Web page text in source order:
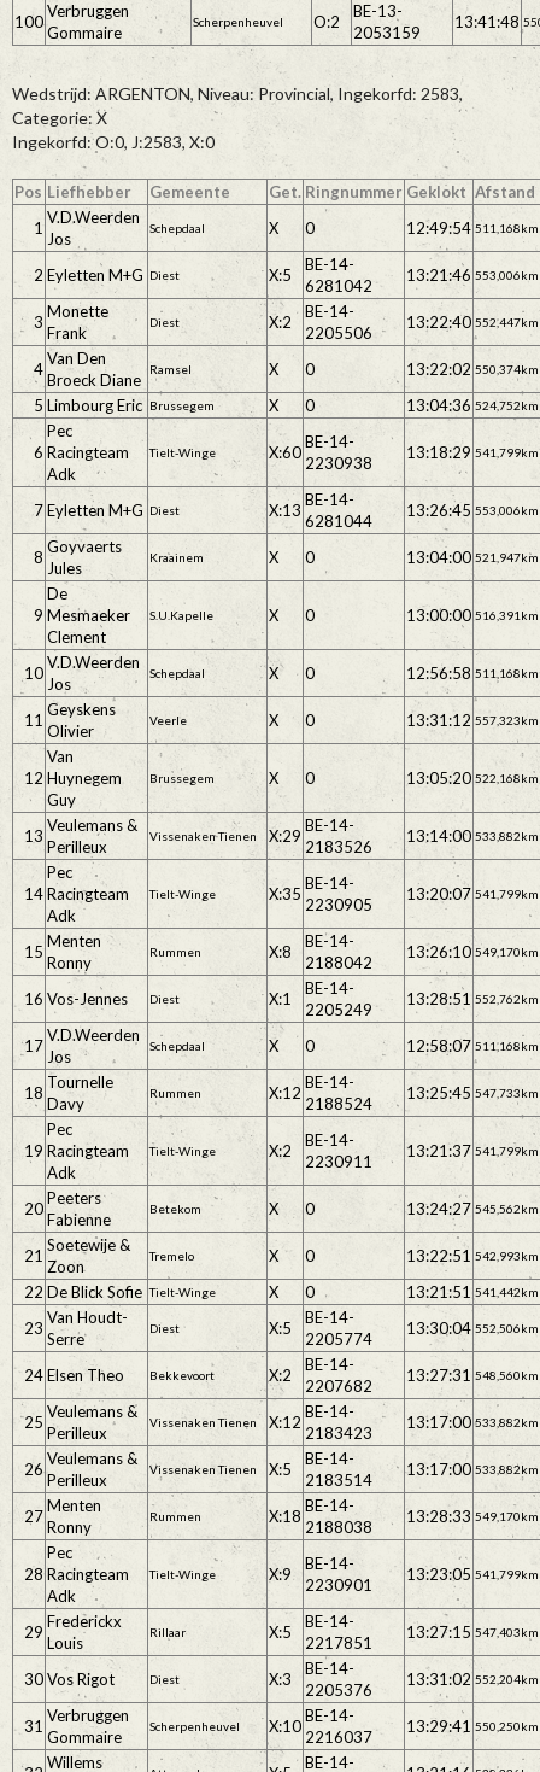
100
Verbruggen
Gommaire
Scherpenheuvel O:2
BE-13-
2053159
13:41:48
Wedstrijd: ARGENTON, Niveau: Provincial, Ingekorfd: 2583,
Categorie: X
Ingekorfd: O:0, J:2583, X:0
Pos Liefhebber Gemeente Get. Ringnummer Geklokt Afstand
1
V.D.Weerden
Jos
Schepdaal X 0 12:49:54 511,168km
2 Eyletten M+G Diest X:5
BE-14-
6281042
13:21:46 553,006km
3
Monette
Frank
Diest X:2
BE-14-
2205506
13:22:40 552,447km
4
Van Den
Broeck Diane
Ramsel X 0 13:22:02 550,374km
5 Limbourg Eric Brussegem X 0 13:04:36 524,752km
6
Pec
Racingteam
Adk
Tielt-Winge X:60
BE-14-
2230938
13:18:29 541,799km
7Eyletten M+G Diest X:13
BE-14-
6281044
13:26:45 553,006km
8
Goyvaerts
Jules
Kraainem X 0 13:04:00 521,947km
9
De
Mesmaeker
Clement
S.U.Kapelle X 0 13:00:00 516,391km
10
V.D.Weerden
Jos
Schepdaal X 0 12:56:58 511,168km
11
Geyskens
Olivier
Veerle X 0 13:31:12 557,323km
12
Van
Huynegem
Guy
Brussegem X 0 13:05:20 522,168km
13
Veulemans &
Perilleux
Vissenaken Tienen X:29
BE-14-
2183526
13:14:00 533,882km
14
Pec
Racingteam
Adk
Tielt-Winge X:35
BE-14-
2230905
13:20:07 541,799km
15
Menten
Ronny
Rummen X:8
BE-14-
2188042
13:26:10 549,170km
16 Vos-Jennes Diest X:1
BE-14-
2205249
13:28:51 552,762km
17
V.D.Weerden
Jos
Schepdaal X 0 12:58:07 511,168km
18
Tournelle
Davy
Rummen X:12
BE-14-
2188524
13:25:45 547,733km
19
Pec
Racingteam
Adk
Tielt-Winge X:2
BE-14-
2230911
13:21:37 541,799km
20
Peeters
Fabienne
Betekom X 0 13:24:27 545,562km
21
Soetewije &
Zoon
Tremelo X 0 13:22:51 542,993km
22 De Blick Sofie Tielt-Winge X 0 13:21:51 541,442km
23
Van Houdt-
Serre
Diest X:5
BE-14-
2205774
13:30:04 552,506km
24Elsen Theo Bekkevoort X:2
BE-14-
2207682
13:27:31 548,560km
25
Veulemans &
Perilleux
Vissenaken Tienen X:12
BE-14-
2183423
13:17:00 533,882km
26
Veulemans &
Perilleux
Vissenaken Tienen X:5
BE-14-
2183514
13:17:00 533,882km
27
Menten
Ronny
Rummen X:18
BE-14-
2188038
13:28:33 549,170km
28
Pec
Racingteam
Adk
Tielt-Winge X:9
BE-14-
2230901
13:23:05 541,799km
29
Frederickx
Louis
Rillaar X:5
BE-14-
2217851
13:27:15 547,403km
30Vos Rigot Diest X:3
BE-14-
2205376
13:31:02 552,204km
31
Verbruggen
Gommaire
Scherpenheuvel X:10
BE-14-
2216037
13:29:41 550,250km
Willems BE-14-